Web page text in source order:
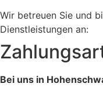
Wir betreuen Sie und
Dienstleistungen an:
Bei uns in